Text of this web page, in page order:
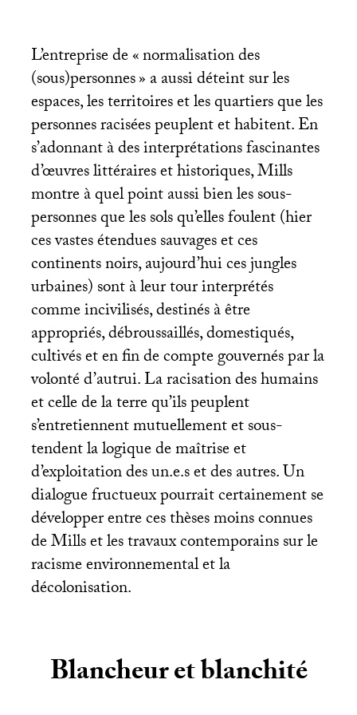
L’entreprise de «normalisation des
(sous)personnes» a aussi déteint sur les
espaces, les territoires et les quartiers que les
personnes racisées peuplent et habitent. En
s’adonnant à des interprétations fascinantes
d’œuvres littéraires et historiques, Mills
montre à quel point aussi bien les sous-
personnes que les sols qu’elles foulent (hier
ces vastes étendues sauvages et ces
continents noirs, aujourd’hui ces jungles
urbaines) sont à leur tour interprétés
comme incivilisés, destinés à être
appropriés, débroussaillés, domestiqués,
cultivés et en fin de compte gouvernés par la
volonté d’autrui. La racisation des humains
et celle de la terre qu’ils peuplent
s’entretiennent mutuellement et sous-
tendent la logique de maîtrise et
d’exploitation des un.e.s et des autres. Un
dialogue fructueux pourrait certainement se
développer entre ces thèses moins connues
de Mills et les travaux contemporains sur le
racisme environnemental et la
décolonisation.
Blancheur et blanchité